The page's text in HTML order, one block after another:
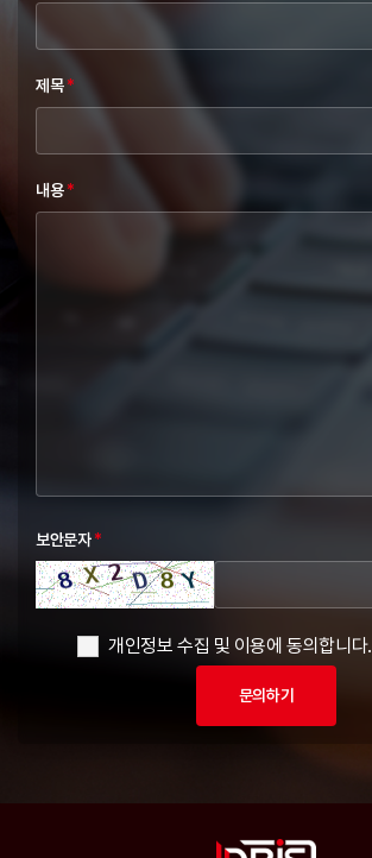
제목*
내용*
보안문자*
개인정보 수집 및 이용에 동의합니다.
문의하기